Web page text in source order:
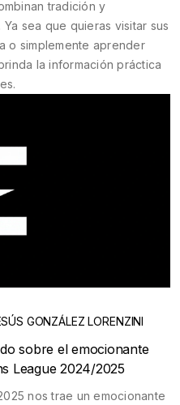
tradición y
sea que quieras visitar sus
o simplemente aprender
la información práctica
GONZÁLEZ LORENZINI
sobre el emocionante
League 2024/2025
nos trae un emocionante